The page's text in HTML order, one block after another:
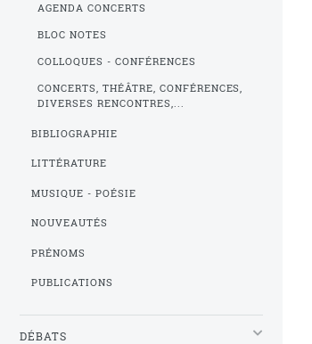
AGENDA CONCERTS
BLOC NOTES
COLLOQUES - CONFÉRENCES
CONCERTS, THÉÂTRE, CONFÉRENCES,
DIVERSES RENCONTRES,...
BIBLIOGRAPHIE
LITTÉRATURE
MUSIQUE - POÉSIE
NOUVEAUTÉS
PRÉNOMS
PUBLICATIONS
DÉBATS